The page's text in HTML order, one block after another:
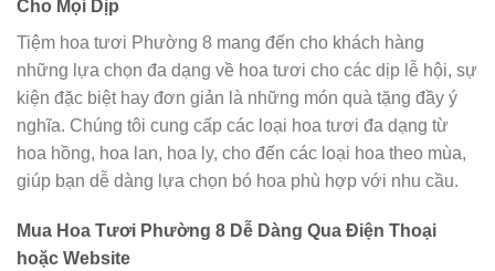
Cho Mọi Dịp
Tiệm hoa tươi Phường 8 mang đến cho khách hàng
những lựa chọn đa dạng về hoa tươi cho các dịp lễ hội, sự
kiện đặc biệt hay đơn giản là những món quà tặng đầy ý
nghĩa. Chúng tôi cung cấp các loại hoa tươi đa dạng từ
hoa hồng, hoa lan, hoa ly, cho đến các loại hoa theo mùa,
giúp bạn dễ dàng lựa chọn bó hoa phù hợp với nhu cầu.
Mua Hoa Tươi Phường 8 Dễ Dàng Qua Điện Thoại
hoặc Website